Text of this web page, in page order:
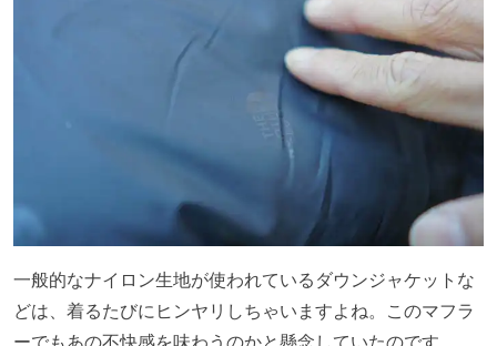
一般的なナイロン生地が使われているダウンジャケットな
どは、着るたびにヒンヤリしちゃいますよね。このマフラ